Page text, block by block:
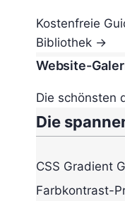
Kostenfreie
Bibliothek →
Website-
Die schönsten
Die
CSS Gradient
Farbkontrast-